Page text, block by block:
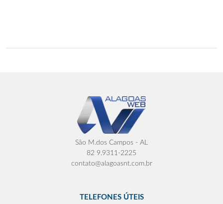
São M.dos Campos - AL
82 9.9311-2225
contato@alagoasnt.com.br
TELEFONES ÚTEIS